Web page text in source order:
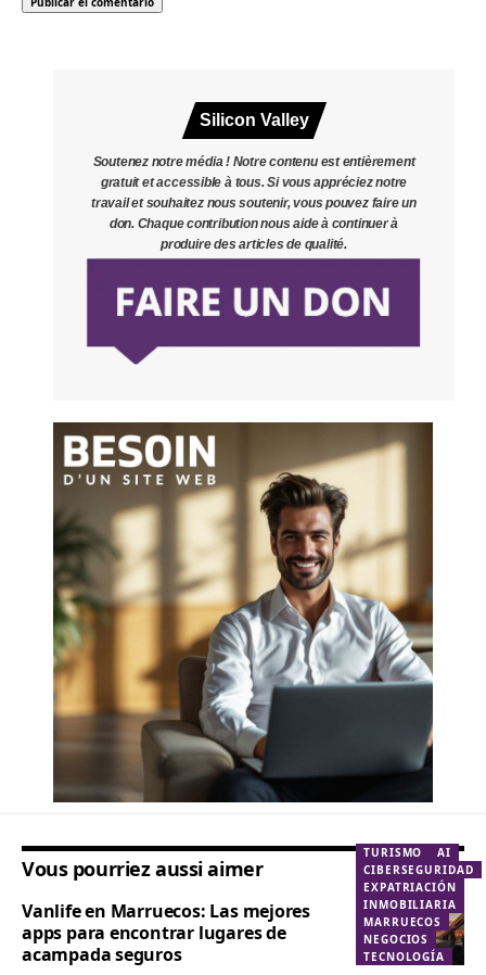
Silicon Valley
Soutenez notre média ! Notre contenu est entièrement
gratuit et accessible à tous. Si vous appréciez notre
travail et souhaitez nous soutenir, vous pouvez faire un
don. Chaque contribution nous aide à continuer à
produire des articles de qualité.
Vous pourriez aussi aimer
TURISMO
AI
CIBERSEGURIDAD
EXPATRIACIÓN
INMOBILIARIA
MARRUECOS
NEGOCIOS
TECNOLOGÍA
Vanlife en Marruecos: Las mejores
apps para encontrar lugares de
acampada seguros